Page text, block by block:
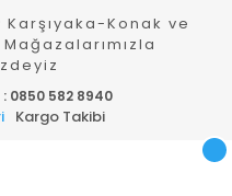
Karşıyaka-Konak ve
: 0850 582 8940
Kargo Takibi